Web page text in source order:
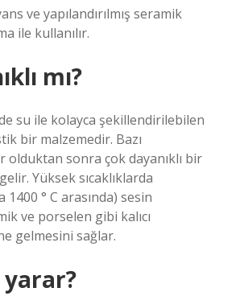
ve yapılandırılmış seramik
ile kullanılır.
mı?
su ile kolayca şekillendirilebilen
bir malzemedir. Bazı
olduktan sonra çok dayanıklı bir
Yüksek sıcaklıklarda
° C arasında) sesin
ve porselen gibi kalıcı
gelmesini sağlar.
yarar?